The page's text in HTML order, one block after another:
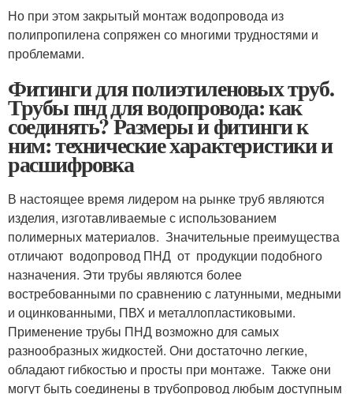
Но при этом закрытый монтаж водопровода из
полипропилена сопряжен со многими трудностями и
проблемами.
Фитинги для полиэтиленовых труб.
Трубы пнд для водопровода: как
соединять? Размеры и фитинги к
ним: технические характеристики и
расшифровка
В настоящее время лидером на рынке труб являются
изделия, изготавливаемые с использованием
полимерных материалов. Значительные преимущества
отличают водопровод ПНД от продукции подобного
назначения. Эти трубы являются более
востребованными по сравнению с латунными, медными
и оцинкованными, ПВХ и металлопластиковыми.
Применение трубы ПНД возможно для самых
разнообразных жидкостей. Они достаточно легкие,
обладают гибкостью и просты при монтаже. Также они
могут быть соединены в трубопровод любым доступным